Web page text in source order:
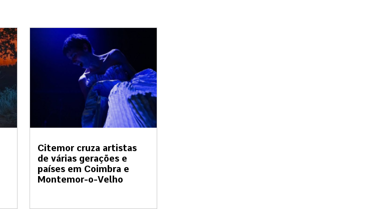
Citemor cruza artistas
de várias gerações e
países em Coimbra e
Montemor-o-Velho